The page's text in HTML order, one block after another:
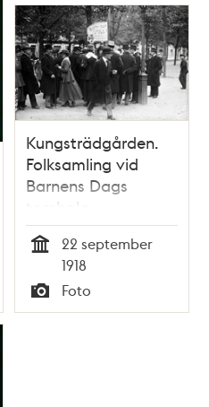
Kungsträdgården.
Folksamling vid
Barnens Dags
tombola
22 september
1918
Typ
Foto